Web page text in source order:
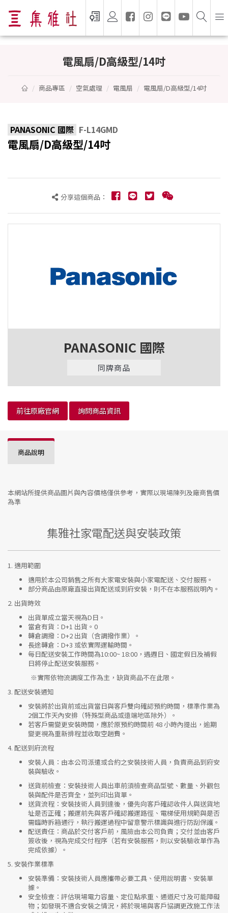
電風扇/D高級型/14吋
商品專區 空氣處理 電風扇 電風扇/D高級型/14吋
PANASONIC 國際 F-L14GMD
電風扇/D高級型/14吋
分享這個商品：
PANASONIC 國際
同牌商品
前往原廠官網 詢問商品資訊
商品說明
本網站所提供商品圖片與內容價格僅供參考，實際以現場陳列及廠商售價
為準
集雅社家電配送與安裝政策
1. 適用範圍
適用於本公司銷售之所有大家電安裝與小家電配送、交付服務。
部分商品由原廠直接出貨配送或到府安裝，則不在本服務說明內。
2. 出貨時效
出貨單成立當天視為D日。
當倉有貨： D+1 出貨。0
轉倉調撥： D+2 出貨（含調撥作業）。
長途轉倉： D+3 或依實際運輸時間。
每日配送安裝工作時間為10:00~ 18:00，遇週日、國定假日及補假
日將停止配送安裝服務。
※實際依物流調度工作為主，缺貨商品不在此限。
3. 配送安裝通知
安裝將於出貨前或出貨當日與客戶雙向確認預約時間，標準作業為
2個工作天內安排（特殊型商品或遠端地區除外）。
若客戶需變更安裝時間，應於原預約時間前 48 小時內提出，逾期
變更視為重新排程並收取空趟費。
4. 配送到府流程
安裝人員 ：由本公司派遣或合約之安裝技術人員，負責商品到府安
裝與驗收。
送貨前檢查 ：安裝技術人員出車前須檢查商品型號、數量、外觀包
裝與配件是否齊全，並列印出貨單。
送貨流程 ：安裝技術人員到達後，優先向客戶確認收件人與送貨地
址是否正確；搬運前先與客戶確認搬運路徑、電梯使用規範與是否
需臨時拆箱通行，執行搬運過程中留意警示標識與進行防刮保護。
配送責任 ：商品於交付客戶前，風險由本公司負責；交付並由客戶
簽收後，視為完成交付程序（若有安裝服務，則以安裝驗收單作為
完成依據）。
5. 安裝作業標準
安裝準備 ：安裝技術人員應攜帶必要工具、使用說明書、安裝單
據。
安全檢查 ：評估現場電力容量、定位點承重、通道尺寸及可能障礙
物；如發現不適合安裝之情況，將於現場與客戶協調更改施工作法